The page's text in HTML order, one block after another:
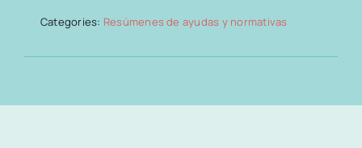
Categories: Resúmenes de ayudas y normativas